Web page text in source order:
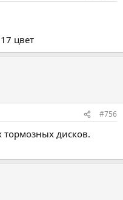
цвет
#756
дисков.